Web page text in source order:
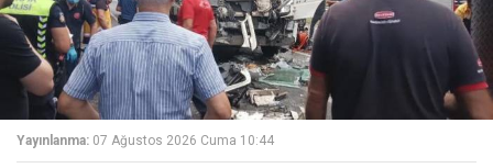
Yayınlanma: 07 Ağustos 2026 Cuma 10:44